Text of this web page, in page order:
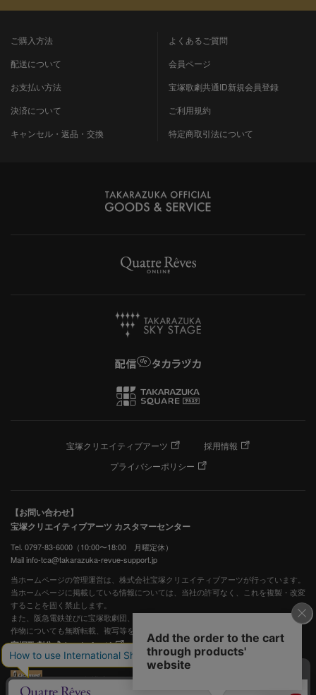
ご購入方法
配送について
お支払い方法
決済について
キャンセル・返品・交換
よくあるご質問
会員ページ
宝塚歌劇共通ID新規会員登録
ご利用規約
特定商取引法について
宝塚クリエイティブアーツ
採用情報
プライバシーポリシー
【お問い合わせ】
宝塚クリエイティブアーツ カスタマーセンター
Tel. 0797-83-6000（10:00〜18:00 月曜定休）
Mail info-tca@takarazuka-revue-support.jp
当ホームページの管理運営は、株式会社宝塚クリエイティブアーツが行っています。
当ホームページに掲載している情報については、当社の許可なく、これを複製・改変
することを固く禁止します。
また、阪急電鉄並びに宝塚歌劇団、宝塚クリエイティブアーツの出版物ほか写真等著
作物についても無断転載、複写等を禁じます。
宝塚歌劇公式ホームページ
JASRAC許諾番号：S0507081515
JASRAC許諾番号：9009941002Y45040